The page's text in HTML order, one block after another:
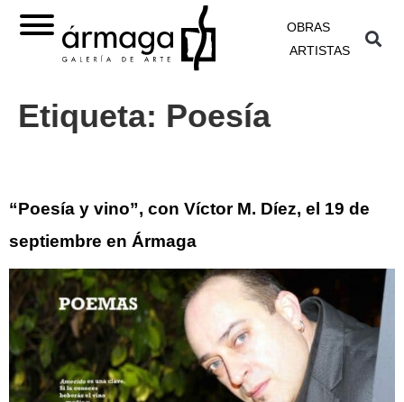
OBRAS
ARTISTAS
Etiqueta: Poesía
“Poesía y vino”, con Víctor M. Díez, el 19 de
septiembre en Ármaga